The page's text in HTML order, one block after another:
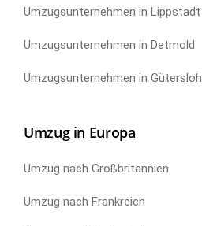
Umzugsunternehmen in Lippstadt
Umzugsunternehmen in Detmold
Umzugsunternehmen in Gütersloh
Umzug in Europa
Umzug nach Großbritannien
Umzug nach Frankreich